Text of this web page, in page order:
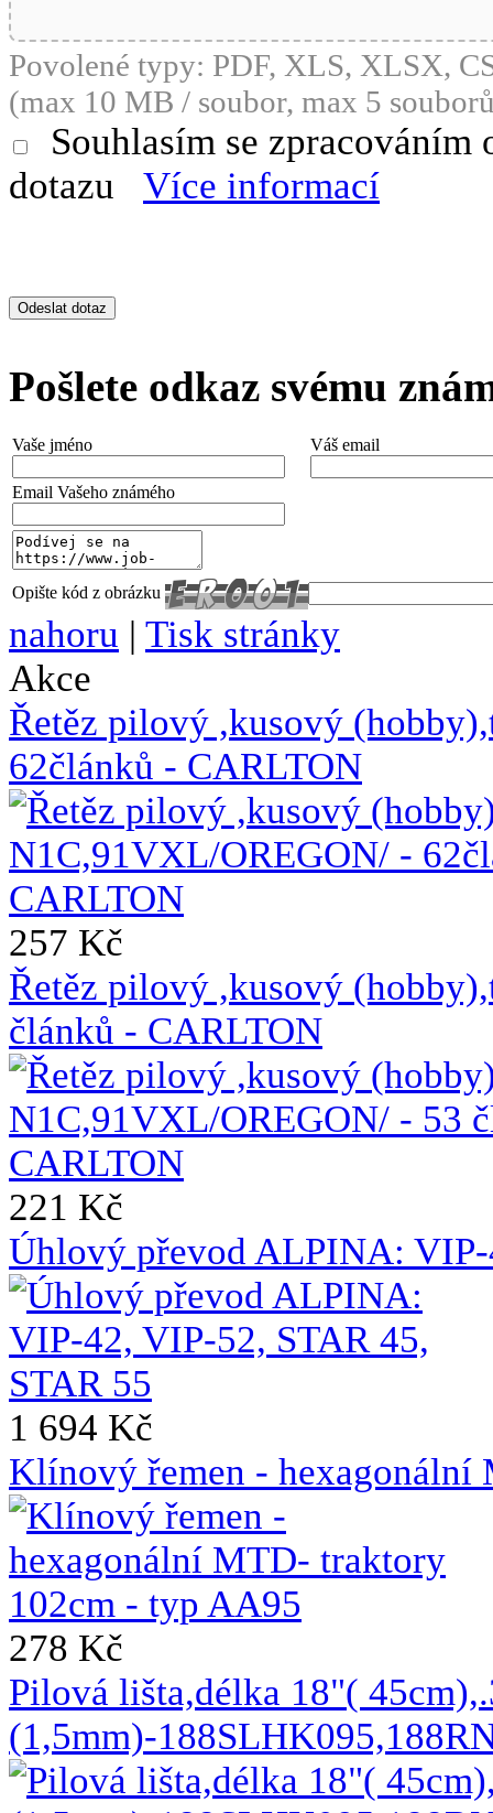
Povolené typy: PDF, XLS, XLSX,
(max 10 MB / soubor, max 5
Souhlasím se
dotazu
Více informací
Pošlete odkaz svému
Vaše jméno Váš email
Email Vašeho známého
Opište kód z obrázku
nahoru | Tisk stránky
Akce
Řetěz pilový ,kusový
62článků - CARLTON
257 Kč
Řetěz pilový ,kusový
článků - CARLTON
221 Kč
Úhlový převod ALPINA:
1 694 Kč
Klínový řemen -
278 Kč
Pilová lišta,délka 18"(
(1,5mm)-